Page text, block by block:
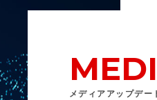
メディアアップデー